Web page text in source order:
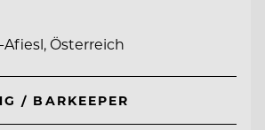
Afiesl, Österreich
CHEF DE RANG / BARKEEPER